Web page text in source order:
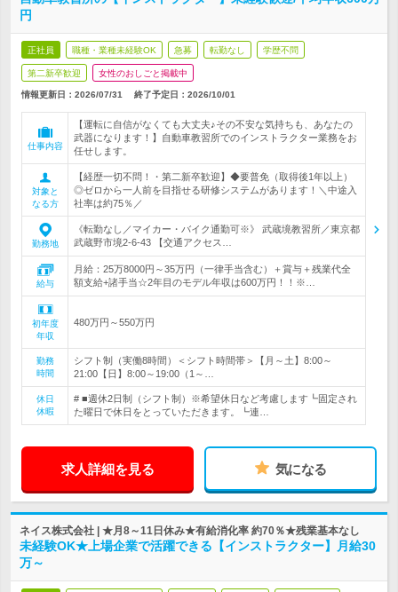
円
正社員 職種・業種未経験OK 急募 転勤なし 学歴不問
第二新卒歓迎 女性のおしごと掲載中
情報更新日：2026/07/31 終了予定日： 2026/10/01
仕事内容
【運転に自信がなくても大丈夫♪その不安な気持ちも、あなたの
武器になります！】自動車教習所でのインストラクター業務をお
任せします。
対象と
なる方
【経歴一切不問！・第二新卒歓迎】◆要普免（取得後1年以上）
◎ゼロから一人前を目指せる研修システムがあります！＼中途入
社率は約75％／
勤務地
《転勤なし／マイカー・バイク通勤可※》 武蔵境教習所／東京都
武蔵野市境2-6-43 【交通アクセス…
給与
月給：25万8000円～35万円（一律手当含む）＋賞与＋残業代全
額支給+諸手当☆2年目のモデル年収は600万円！！※…
初年度
年収
480万円～550万円
勤務
時間
シフト制（実働8時間）＜シフト時間帯＞【月～土】8:00～
21:00【日】8:00～19:00（1～…
休日
休暇
# ■週休2日制（シフト制）※希望休日など考慮します┗固定され
た曜日で休日をとっていただきます。┗連…
求人詳細を見る 気になる
ネイス株式会社 | ★月8～11日休み★有給消化率 約70％★残業基本なし
未経験OK★上場企業で活躍できる【インストラクター】月給30
万～